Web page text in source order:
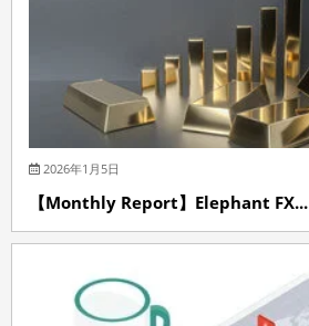
2026年1月5日
【Monthly Report】Elephant FX...